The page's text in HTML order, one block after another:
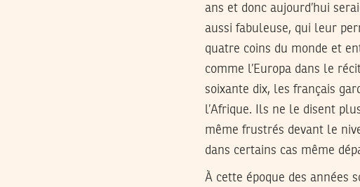
ans et donc aujourd’hui
aussi fabuleuse, qui leur
quatre coins du monde et
comme l’Europa dans le
soixante dix, les français
l’Afrique. Ils ne le disent
même frustrés devant le
dans certains cas même
À cette époque des années